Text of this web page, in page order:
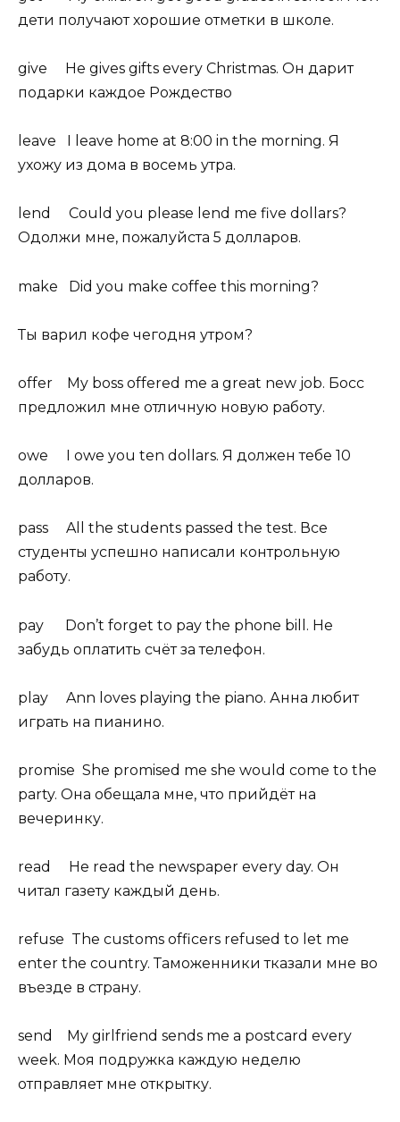
дети получают хорошие отметки в школе.
give He gives gifts every Christmas. Он дарит
подарки каждое Рождество
leave I leave home at 8:00 in the morning. Я
ухожу из дома в восемь утра.
lend Could you please lend me five dollars?
Одолжи мне, пожалуйста 5 долларов.
make Did you make coffee this morning?
Ты варил кофе чегодня утром?
offer My boss offered me a great new job. Босс
предложил мне отличную новую работу.
owe I owe you ten dollars. Я должен тебе 10
долларов.
pass All the students passed the test. Все
студенты успешно написали контрольную
работу.
pay Don’t forget to pay the phone bill. Не
забудь оплатить счёт за телефон.
play Ann loves playing the piano. Анна любит
играть на пианино.
promise She promised me she would come to the
party. Она обещала мне, что прийдёт на
вечеринку.
read He read the newspaper every day. Он
читал газету каждый день.
refuse The customs officers refused to let me
enter the country. Таможенники тказали мне во
въезде в страну.
send My girlfriend sends me a postcard every
week. Моя подружка каждую неделю
отправляет мне открытку.